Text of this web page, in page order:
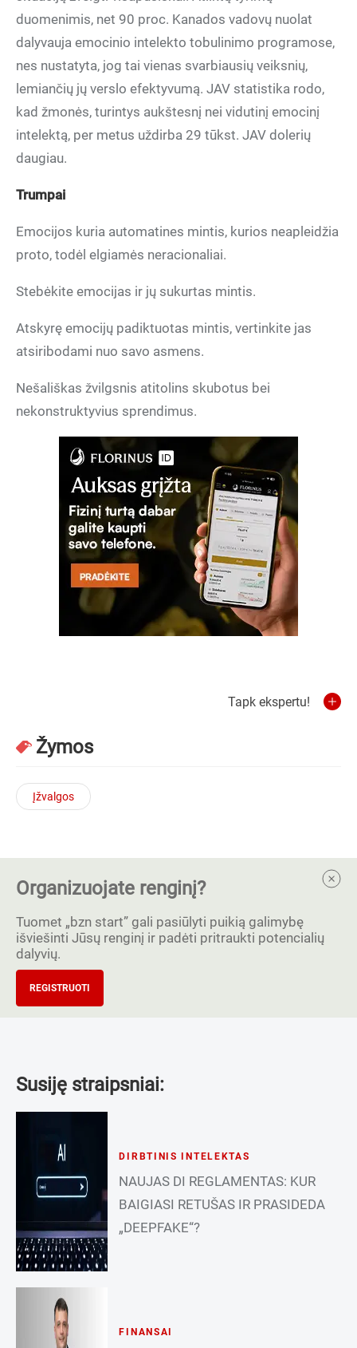
duomenimis, net 90 proc. Kanados vadovų nuolat
dalyvauja emocinio intelekto tobulinimo programose,
nes nustatyta, jog tai vienas svarbiausių veiksnių,
lemiančių jų verslo efektyvumą. JAV statistika rodo,
kad žmonės, turintys aukštesnį nei vidutinį emocinį
intelektą, per metus uždirba 29 tūkst. JAV dolerių
daugiau.
Trumpai
Emocijos kuria automatines mintis, kurios neapleidžia
proto, todėl elgiamės neracionaliai.
Stebėkite emocijas ir jų sukurtas mintis.
Atskyrę emocijų padiktuotas mintis, vertinkite jas
atsiribodami nuo savo asmens.
Nešališkas žvilgsnis atitolins skubotus bei
nekonstruktyvius sprendimus.
Tapk ekspertu!
Žymos
Įžvalgos
Organizuojate renginį?
Tuomet „bzn start” gali pasiūlyti puikią galimybę
išviešinti Jūsų renginį ir padėti pritraukti potencialių
dalyvių.
REGISTRUOTI
Susiję straipsniai:
DIRBTINIS INTELEKTAS
NAUJAS DI REGLAMENTAS: KUR
BAIGIASI RETUŠAS IR PRASIDEDA
„DEEPFAKE“?
FINANSAI